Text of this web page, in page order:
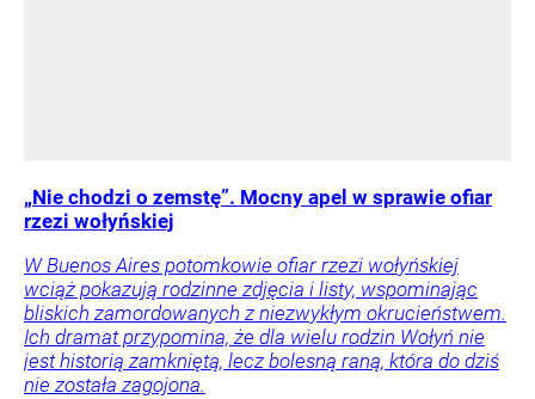
„Nie chodzi o zemstę”. Mocny apel w sprawie ofiar
rzezi wołyńskiej
W Buenos Aires potomkowie ofiar rzezi wołyńskiej
wciąż pokazują rodzinne zdjęcia i listy, wspominając
bliskich zamordowanych z niezwykłym okrucieństwem.
Ich dramat przypomina, że dla wielu rodzin Wołyń nie
jest historią zamkniętą, lecz bolesną raną, która do dziś
nie została zagojona.